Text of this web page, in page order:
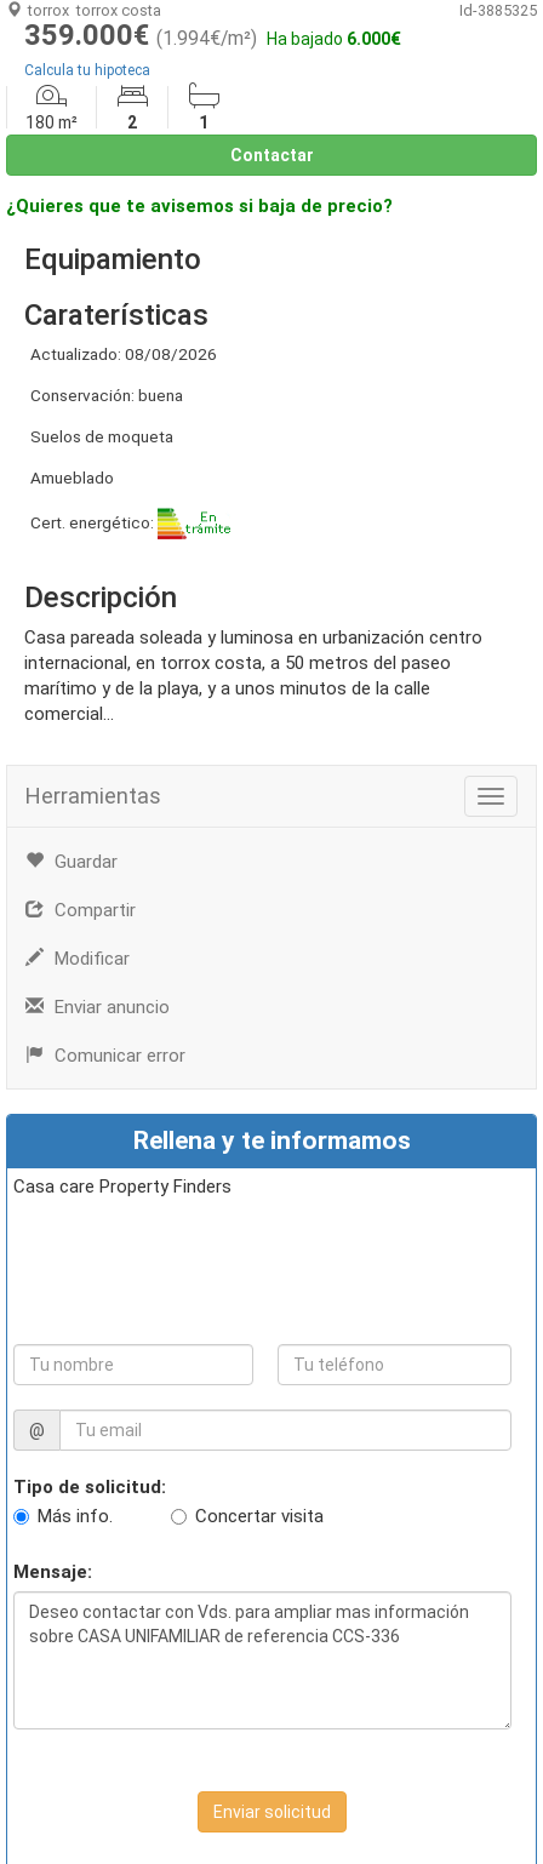
torrox torrox costa Id-3885325
359.000€ (1.994€/m²) Ha bajado 6.000€
Calcula tu hipoteca
180 m² 2
1
Contactar
¿Quieres que te avisemos si baja de precio?
Equipamiento
Caraterísticas
Actualizado: 08/08/2026
Conservación: buena
Suelos de moqueta
Amueblado
Cert. energético:
Descripción
casa pareada soleada y luminosa en urbanización centro
internacional, en torrox costa, a 50 metros del paseo
marítimo y de la playa, y a unos minutos de la calle
comercial...
Herramientas
Guardar
Compartir
Modificar
Enviar anuncio
Comunicar error
Rellena y te informamos
Casa care Property Finders
@
Tipo de solicitud:
Más info.
Concertar visita
Mensaje:
Enviar solicitud